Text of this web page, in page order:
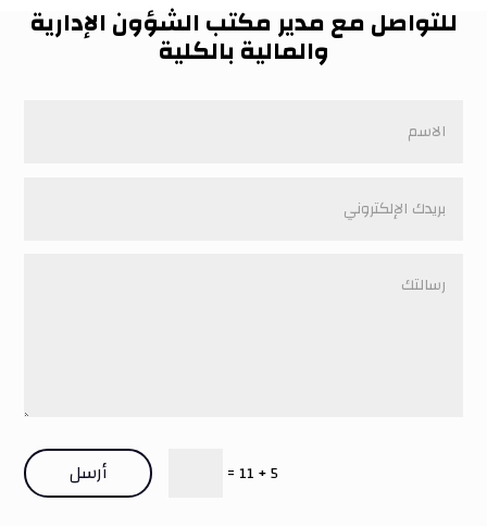
للتواصل مع مدير مكتب الشؤون الإدارية
والمالية بالكلية
أرسل 5 + 11
=